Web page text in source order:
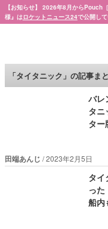
【お知らせ】 2026年8月からPouch
様』はロケットニュース24で公開して
「タイタニック」の記事ま
バレ
タ
ター
田端あんじ 2023年2月5日
タイ
っ
船内